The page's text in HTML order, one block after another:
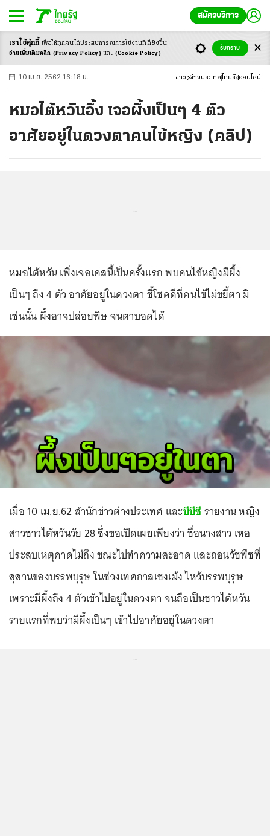
สมัครบริการ
-ก ก ก+
10 เม.ย. 2562 16:18 น. ข่าว ต่างประเทศ ไทยรัฐออนไลน์
หมอไต้หวันอึ้ง เจอผึ้งเป็นๆ 4 ตัว
อาศัยอยู่ในดวงตาคนไข้หญิง (คลิป)
หมอไต้หวัน เพิ่งเจอเคสนี้เป็นครั้งแรก พบคนไข้หญิงมีผึ้ง
เป็นๆ ถึง 4 ตัว อาศัยอยู่ในดวงตา ชี้โชคดีที่คนไข้ไม่ขยี้ตา มิ
เช่นนั้น ผึ้งอาจปล่อยพิษ จนตาบอดได้
เมื่อ 10 เม.ย.62 สำนักข่าวต่างประเทศ และบีบีซี รายงาน หญิง
สาวชาวไต้หวันวัย 28 ซึ่งขอเปิดเผยเพียงว่า ชื่อนางสาว เหอ
ประสบเหตุคาดไม่ถึง ขณะไปทำความสะอาด และถอนวัชพืชที่
สุสานของบรรพบุรุษ ในช่วงเทศกาลเชงเม้ง ไหว้บรรพบุรุษ
เพราะมีผึ้งถึง 4 ตัวเข้าไปอยู่ในดวงตา จนถือเป็นชาวไต้หวัน
รายแรกที่พบว่ามีผึ้งเป็นๆ เข้าไปอาศัยอยู่ในดวงตา
เราใช้คุ้กกี้ เพื่อให้ทุกคนได้ประสบการณ์การใช้งานที่ดียิ่งขึ้น
อ่านเพิ่มเติมคลิก (Privacy Policy) และ (Cookie Policy)
รับทราบ